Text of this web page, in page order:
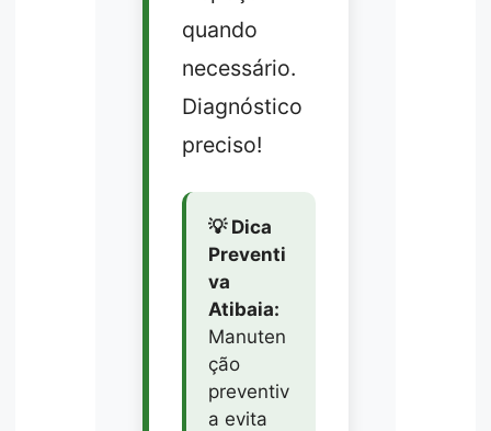
quando
necessário.
Diagnóstico
preciso!
💡 Dica
Preventi
va
Atibaia:
Manuten
ção
preventiv
a evita